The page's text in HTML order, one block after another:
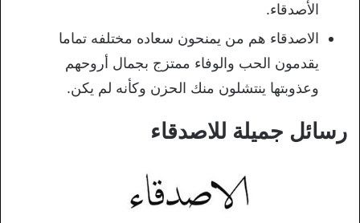
الأصدقاء.
الاصدقاء هم من يمنحون سعاده مختلفه تماما
يقدمون الحب والوفاء ممتزج بجمال أروحهم
وعذوبتها ينتشلون منك الحزن وكأنه لم يكن.
رسائل جميلة للاصدقاء